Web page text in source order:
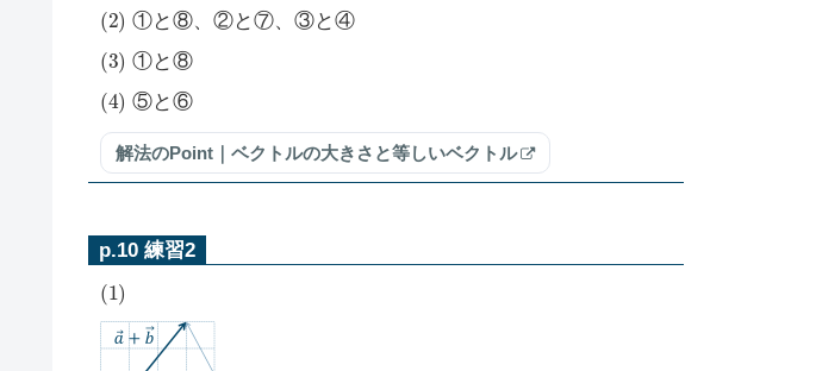
(2
①と⑧、②と⑦、③と④
(3
①と⑧
( 4
⑤と⑥
解法のPoint｜ベクトルの大きさと等しいベクトル
p.10 練習2
(1